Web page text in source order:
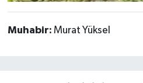
Muhabir: Murat Yüksel